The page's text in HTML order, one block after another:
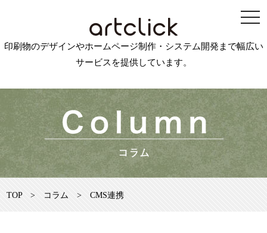
印刷物のデザインやホームページ制作・システム開発まで幅広い
サービスを提供しています。
TOP > コラム > CMS連携